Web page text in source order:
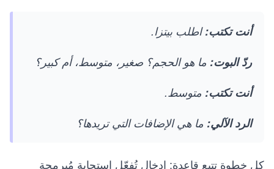
أنت تكتب: اطلب بيتزا.
ردّ البوت: ما هو الحجم؟ صغير، متوسط، أم كبير؟
أنت تكتب: متوسط.
الرد الآلي: ما هي الإضافات التي تريدها؟
كل خطوة تتبع قاعدة: إدخال تُفعّل استجابة مُبرمجة